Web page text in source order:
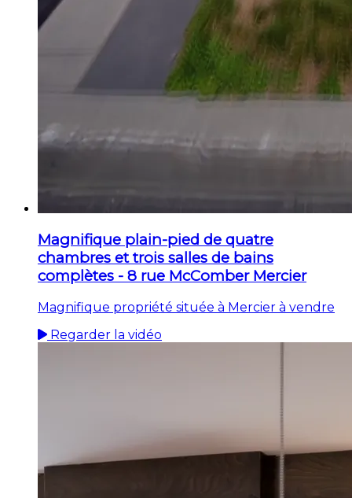
Magnifique plain-pied de quatre
chambres et trois salles de bains
complètes - 8 rue McComber Mercier
Magnifique propriété située à Mercier à vendre
Regarder la vidéo